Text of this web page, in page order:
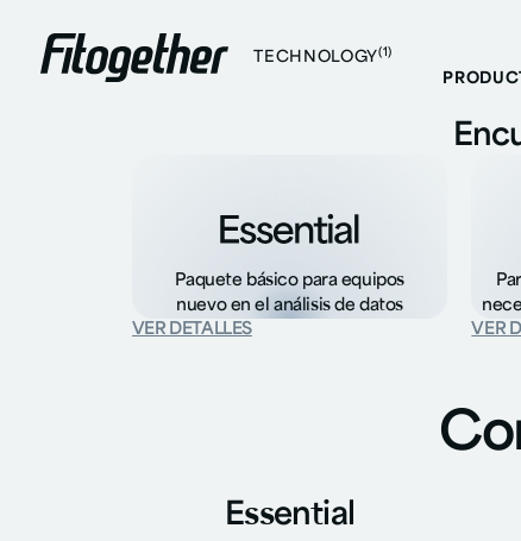
TECHNOLOGY (1)
Paquete básico para equipos
nuevo en el análisis de datos
VER DETALLES VER
Essential